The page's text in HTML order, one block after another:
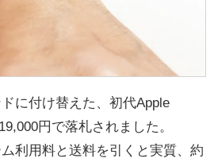
に付け替えた、初代Apple
円で落札されました。
利用料と送料を引くと実質、約